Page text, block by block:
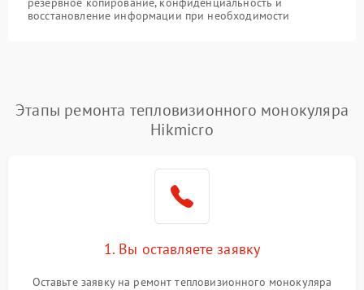
восстановление информации при необходимости
Этапы ремонта тепловизионного монокуляра
Hikmicro
1. Вы оставляете заявку
Оставьте заявку на ремонт тепловизионного монокуляра